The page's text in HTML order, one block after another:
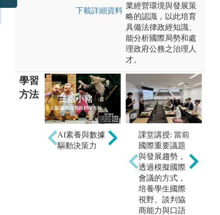
下載詳細資料
業經營環境與發展策
略的認識，以此培育
具備法律政經知識、
能分析國際局勢和處
理政府公務之治理人
才。
學習
方法
AI素養與數據
驅動決策力
智能行銷與流
程再造力
課堂講授: 當前
國際重要議題
與發展趨勢，
透過模擬國際
會議的方式，
培養學生國際
視野、談判協
商能力與口語